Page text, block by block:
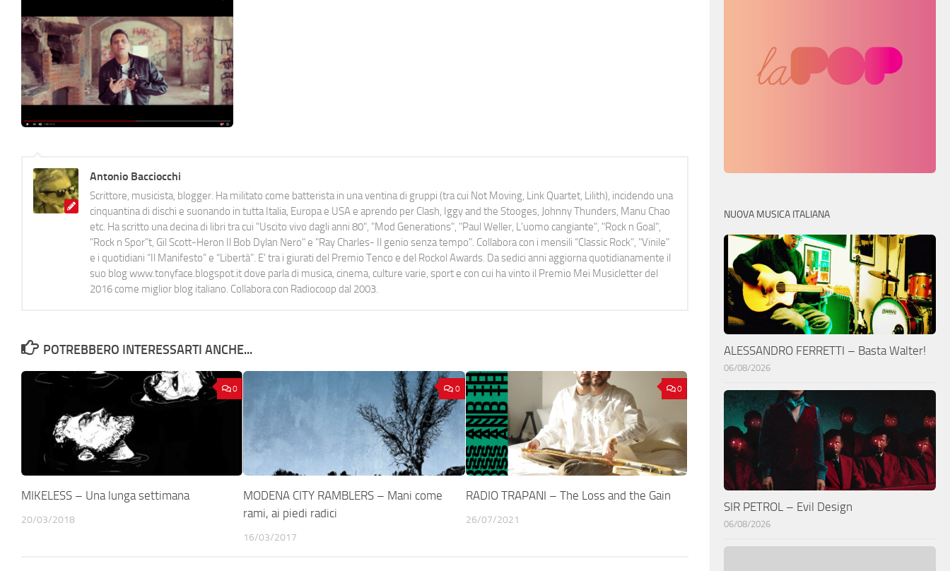
Antonio Bacciocchi
Scrittore, musicista, blogger. Ha militato come batterista in una ventina di gruppi (tra cui Not Moving, Link Quartet, Lilith), incidendo una
cinquantina di dischi e suonando in tutta Italia, Europa e USA e aprendo per Clash, Iggy and the Stooges, Johnny Thunders, Manu Chao
etc. Ha scritto una decina di libri tra cui "Uscito vivo dagli anni 80", "Mod Generations", "Paul Weller, L’uomo cangiante", "Rock n Goal",
"Rock n Spor"t, Gil Scott-Heron Il Bob Dylan Nero" e "Ray Charles- Il genio senza tempo". Collabora con i mensili “Classic Rock”, "Vinile"
e i quotidiani “Il Manifesto” e “Libertà”. E' tra i giurati del Premio Tenco e del Rockol Awards. Da sedici anni aggiorna quotidianamente il
suo blog www.tonyface.blogspot.it dove parla di musica, cinema, culture varie, sport e con cui ha vinto il Premio Mei Musicletter del
2016 come miglior blog italiano. Collabora con Radiocoop dal 2003.
POTREBBERO INTERESSARTI ANCHE...
0
MIKELESS – Una lunga settimana
20/03/2018
0
MODENA CITY RAMBLERS – Mani come
rami, ai piedi radici
16/03/2017
0
RADIO TRAPANI – The Loss and the Gain
26/07/2021
NUOVA MUSICA ITALIANA
ALESSANDRO FERRETTI – Basta Walter!
06/08/2026
SIR PETROL – Evil Design
06/08/2026